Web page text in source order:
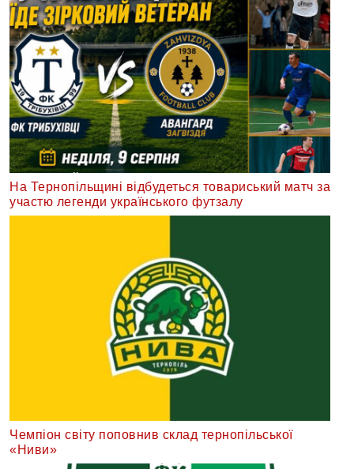
На Тернопільщині відбудеться товариський матч за
участю легенди українського футзалу
Чемпіон світу поповнив склад тернопільської
«Ниви»